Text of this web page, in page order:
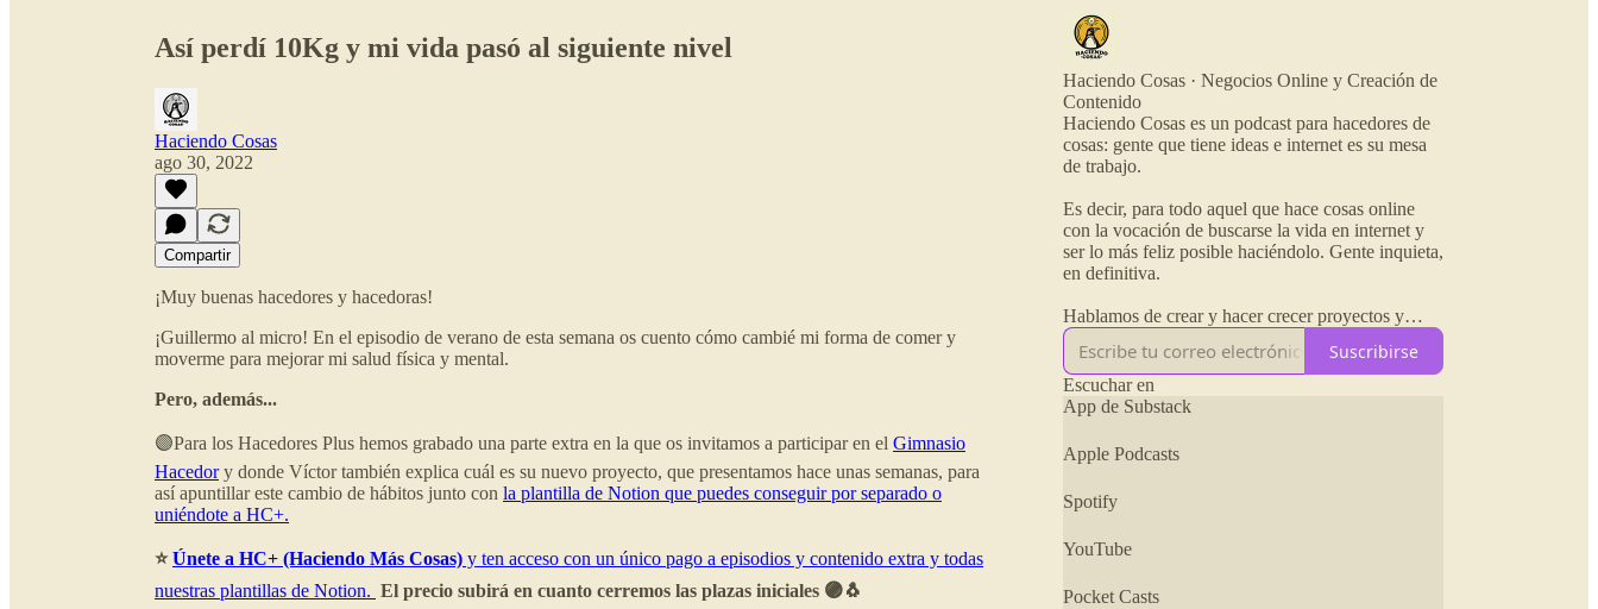
Así perdí 10Kg y mi vida pasó al siguiente nivel
Haciendo Cosas
ago 30, 2022
Compartir
¡Muy buenas hacedores y hacedoras!
¡Guillermo al micro! En el episodio de verano de esta semana os cuento cómo cambié mi forma de comer y
moverme para mejorar mi salud física y mental.
Pero, además...
🟣Para los Hacedores Plus hemos grabado una parte extra en la que os invitamos a participar en el Gimnasio
Hacedory donde Víctor también explica cuál es su nuevo proyecto, que presentamos hace unas semanas, para
así apuntillar este cambio de hábitos junto con la plantilla de Notion que puedes conseguir por separado o
uniéndote a HC+.
⭐️Únete a HC+ (Haciendo Más Cosas) y ten acceso con un único pago a episodios y contenido extra y todas
nuestras plantillas de Notion. El precio subirá en cuanto cerremos las plazas iniciales 🟣🐧
Haciendo Cosas · Negocios Online y Creación de
Contenido
Haciendo Cosas es un podcast para hacedores de
cosas: gente que tiene ideas e internet es su mesa
de trabajo.
Es decir, para todo aquel que hace cosas online
con la vocación de buscarse la vida en internet y
ser lo más feliz posible haciéndolo. Gente inquieta,
en definitiva.
Hablamos de crear y hacer crecer proyectos y
negocios en internet, estrategias de monetización,
contenidos y herramientas para facilitarnos el
camino o distraernos también un poco.
En resumen: buscarse la vida en internet sin
flipadas. O quizá con bastantes. Tendrás que
escucharlo para saberlo.
👉 haciendocosas.online
Suscribirse
Escuchar en
App de Substack
Apple Podcasts
Spotify
YouTube
Pocket Casts